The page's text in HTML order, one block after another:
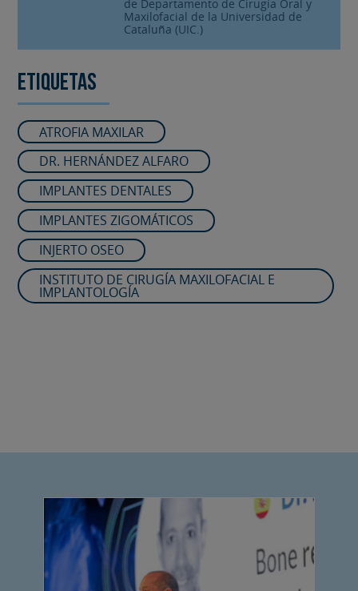
de Departamento de Cirugía Oral y
Maxilofacial de la Universidad de
Cataluña (UIC.)
Etiquetas
ATROFIA MAXILAR
DR. HERNÁNDEZ ALFARO
IMPLANTES DENTALES
IMPLANTES ZIGOMÁTICOS
INJERTO OSEO
INSTITUTO DE CIRUGÍA MAXILOFACIAL E
IMPLANTOLOGÍA